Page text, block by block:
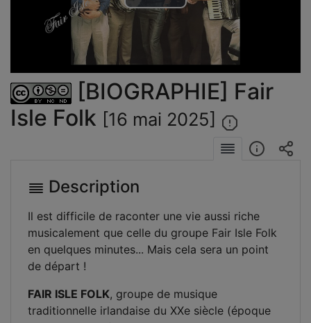
Lire
la
vidéo
[BIOGRAPHIE] Fair
Isle Folk [16 mai 2025]
Description
Il est difficile de raconter une vie aussi riche
musicalement que celle du groupe Fair Isle Folk
en quelques minutes... Mais cela sera un point
de départ !
FAIR ISLE FOLK, groupe de musique
traditionnelle irlandaise du XXe siècle (époque